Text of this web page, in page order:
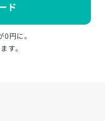
ド
円に。
す。